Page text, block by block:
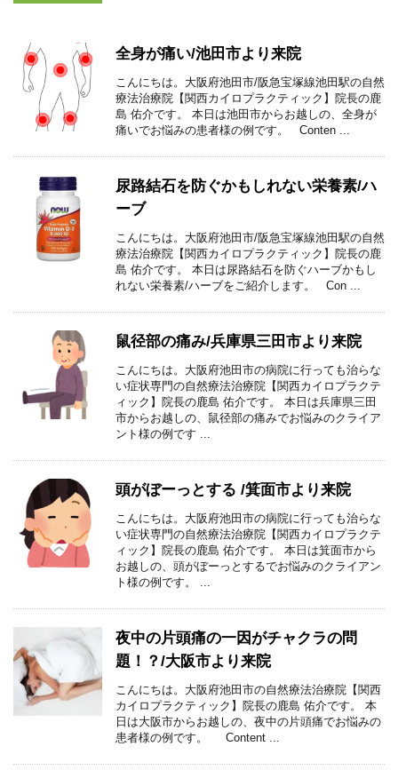
全身が痛い/池田市より来院
こんにちは。大阪府池田市/阪急宝塚線池田駅の自然
療法治療院【関西カイロプラクティック】院長の鹿
島 佑介です。 本日は池田市からお越しの、全身が
痛いでお悩みの患者様の例です。 Conten ...
尿路結石を防ぐかもしれない栄養素/ハ
ーブ
こんにちは。大阪府池田市/阪急宝塚線池田駅の自然
療法治療院【関西カイロプラクティック】院長の鹿
島 佑介です。 本日は尿路結石を防ぐハーブかもし
れない栄養素/ハーブをご紹介します。 Con ...
鼠径部の痛み/兵庫県三田市より来院
こんにちは。大阪府池田市の病院に行っても治らな
い症状専門の自然療法治療院【関西カイロプラクテ
ィック】院長の鹿島 佑介です。 本日は兵庫県三田
市からお越しの、鼠径部の痛みでお悩みのクライア
ント様の例です ...
頭がぼーっとする /箕面市より来院
こんにちは。大阪府池田市の病院に行っても治らな
い症状専門の自然療法治療院【関西カイロプラクテ
ィック】院長の鹿島 佑介です。 本日は箕面市から
お越しの、頭がぼーっとするでお悩みのクライアン
ト様の例です。 ...
夜中の片頭痛の一因がチャクラの問
題！？/大阪市より来院
こんにちは。大阪府池田市の自然療法治療院【関西
カイロプラクティック】院長の鹿島 佑介です。 本
日は大阪市からお越しの、夜中の片頭痛でお悩みの
患者様の例です。 Content ...